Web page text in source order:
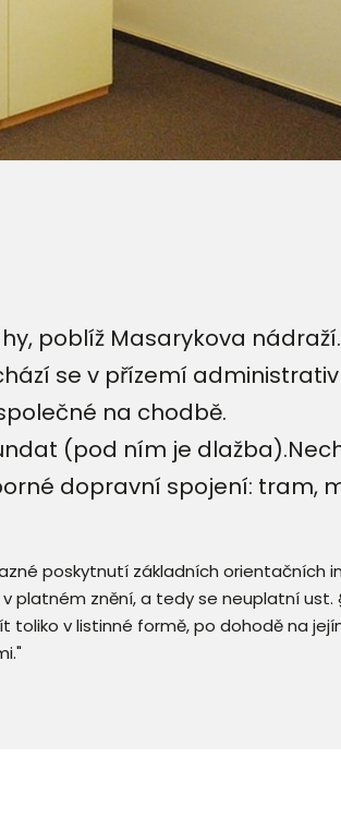
poblíž Masarykova
se v přízemí
na chodbě.
(pod ním je
dopravní spojení: tram,
poskytnutí základních
v platném znění, a tedy se neuplatní
toliko v listinné formě, po dohodě na